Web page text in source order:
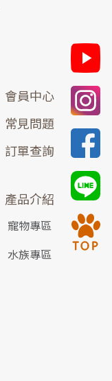
會員中心
常見問題
訂單查詢
產品介紹
寵物專區
水族專區